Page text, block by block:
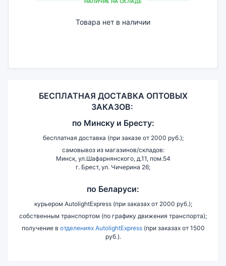
Товара нет в наличии
БЕСПЛАТНАЯ ДОСТАВКА ОПТОВЫХ
ЗАКАЗОВ:
по Минску и Бресту:
бесплатная доставка (при заказе от 2000 руб.);
самовывоз из магазинов/складов:
Минск, ул.Шафарнянского, д.11, пом.54
г. Брест, ул. Чичерина 26;
по Беларуси:
курьером AutolightExpress (при заказах от 2000 руб.);
собственным транспортом (по графику движения транспорта);
получение в отделениях AutolightExpress(при заказах от 1500
руб.).